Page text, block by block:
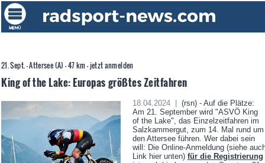
21. Sept. - Attersee (A) - 47 km - jetzt anmelden
King of the Lake: Europas größtes Zeitfahren
18.04.2024 |
(rsn) - Auf die Plätze:
Am 21. September wird "ASVÖ King
of the Lake", das Einzelzeitfahren im
Salzkammergut, zum 14. Mal rund um
den Attersee führen. Wer dabei sein
will: Die Online-Anmeldung (siehe
Link hier unten) für die Registrierung